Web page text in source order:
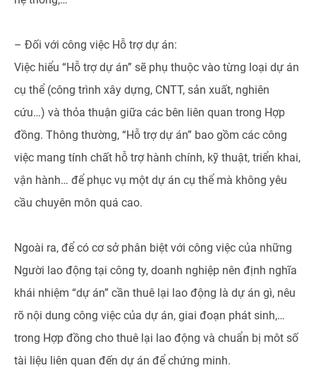
– Đối với công việc Hỗ trợ dự án:
Việc hiểu “Hỗ trợ dự án” sẽ phụ thuộc vào từng loại dự án
cụ thể (công trình xây dựng, CNTT, sản xuất, nghiên
cứu…) và thỏa thuận giữa các bên liên quan trong Hợp
đồng. Thông thường, “Hỗ trợ dự án” bao gồm các công
việc mang tính chất hỗ trợ hành chính, kỹ thuật, triển khai,
vận hành… để phục vụ một dự án cụ thể mà không yêu
cầu chuyên môn quá cao.
Ngoài ra, để có cơ sở phân biệt với công việc của những
Người lao động tại công ty, doanh nghiệp nên định nghĩa
khái nhiệm “dự án” cần thuê lại lao động là dự án gì, nêu
rõ nội dung công việc của dự án, giai đoạn phát sinh,…
trong Hợp đồng cho thuê lại lao động và chuẩn bị môt số
tài liệu liên quan đến dự án để chứng minh.